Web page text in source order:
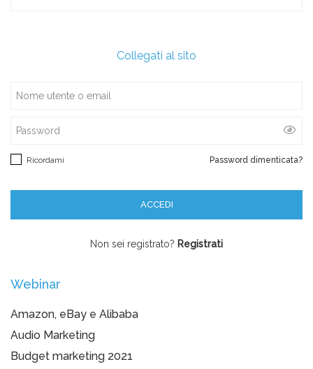
Collegati al sito
Password dimenticata?
Ricordami
Non sei registrato? Registrati
Webinar
Amazon, eBay e Alibaba
Audio Marketing
Budget marketing 2021